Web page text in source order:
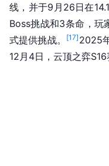
线，并于9月26日在
Boss挑战和3条命，玩
式提供挑战。
[17] 2025
12月4日，云顶之弈